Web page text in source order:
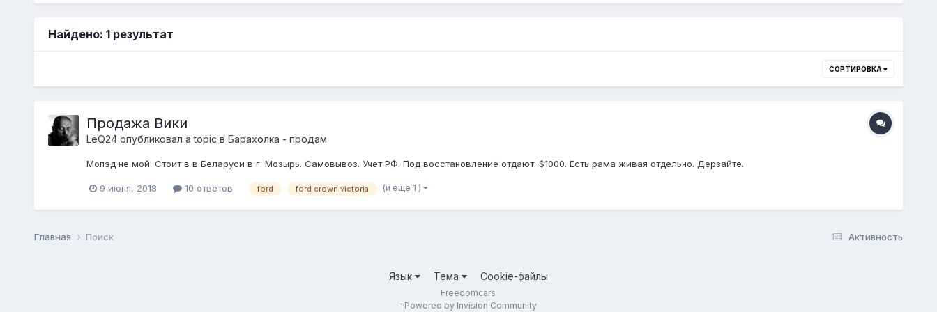
Найдено: 1 результат
СОРТИРОВКА
Продажа Вики
LeQ24опубликовал a topic в Барахолка - продам
Мопэд не мой. Стоит в в Беларуси в г. Мозырь. Самовывоз. Учет РФ. Под восстановление отдают. $1000. Есть рама живая отдельно. Дерзайте.
9 июня, 2018 10 ответов ford ford crown victoria (и ещё 1 )
Активность
Главная Поиск
Язык Тема Cookie-файлы
Freedomcars
=Powered by Invision Community